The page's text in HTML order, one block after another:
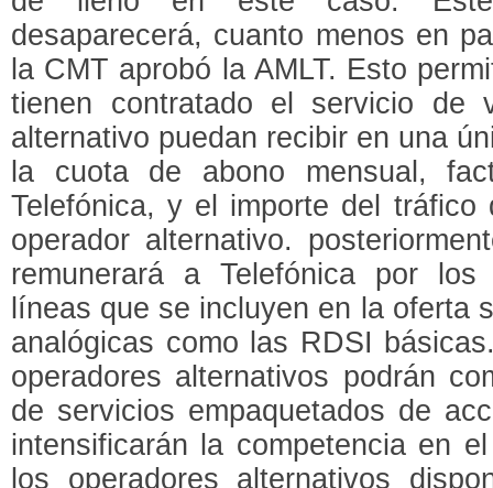
desaparecerá, cuanto menos en
la CMT aprobó la AMLT. Esto
tienen contratado el servicio de
alternativo puedan recibir en una
la cuota de abono mensual,
Telefónica, y el importe del
operador alternativo.
remunerará a Telefónica por
líneas que se incluyen en la oferta
analógicas como las RDSI
operadores alternativos podrán
de servicios empaquetados de
intensificarán la competencia en
los operadores alternativos